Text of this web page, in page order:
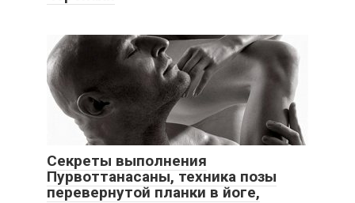
Секреты выполнения
Пурвоттанасаны, техника позы
перевернутой планки в йоге,